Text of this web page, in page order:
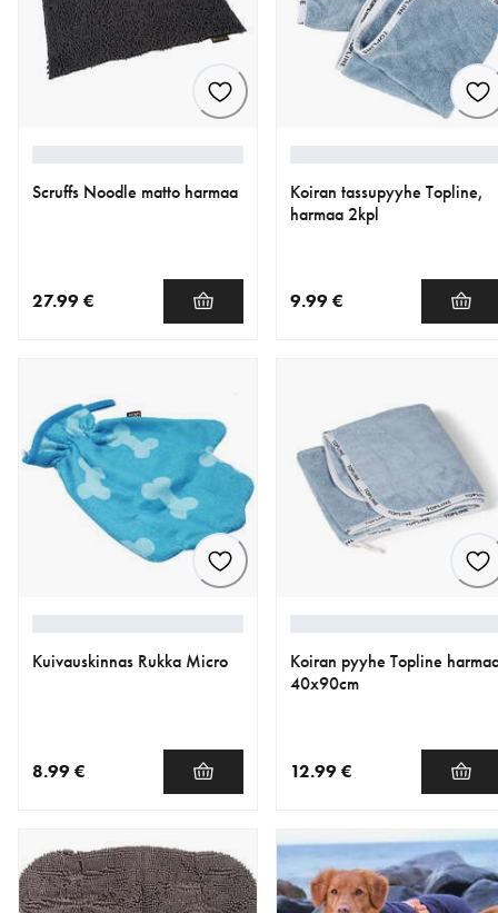
Scruffs Noodle matto harmaa
27.99 €
Koiran tassupyyhe Topline,
harmaa 2kpl
9.99 €
Kuivauskinnas Rukka Micro
8.99 €
Koiran pyyhe Topline
40x90cm
12.99 €